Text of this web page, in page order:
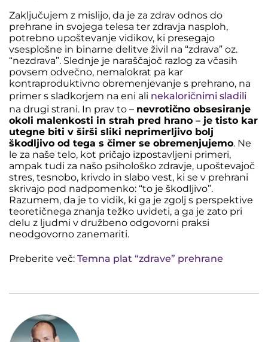
Zaključujem z mislijo, da je za zdrav odnos do
prehrane in svojega telesa ter zdravja nasploh,
potrebno upoštevanje vidikov, ki presegajo
vsesplošne in binarne delitve živil na “zdrava” oz.
“nezdrava”. Slednje je naraščajoč razlog za včasih
povsem odvečno, nemalokrat pa kar
kontraproduktivno obremenjevanje s prehrano, na
primer s sladkorjem na eni ali nekaloričnimi sladili
na drugi strani. In prav to – nevrotično obsesiranje
okoli malenkosti in strah pred hrano – je tisto kar
utegne biti v širši sliki neprimerljivo bolj
škodljivo od tega s čimer se obremenjujemo. Ne
le za naše telo, kot pričajo izpostavljeni primeri,
ampak tudi za našo psihološko zdravje, upoštevajoč
stres, tesnobo, krivdo in slabo vest, ki se v prehrani
skrivajo pod nadpomenko: “to je škodljivo”.
Razumem, da je to vidik, ki ga je zgolj s perspektive
teoretičnega znanja težko uvideti, a ga je zato pri
delu z ljudmi v družbeno odgovorni praksi
neodgovorno zanemariti.
Preberite več: Temna plat “zdrave” prehrane